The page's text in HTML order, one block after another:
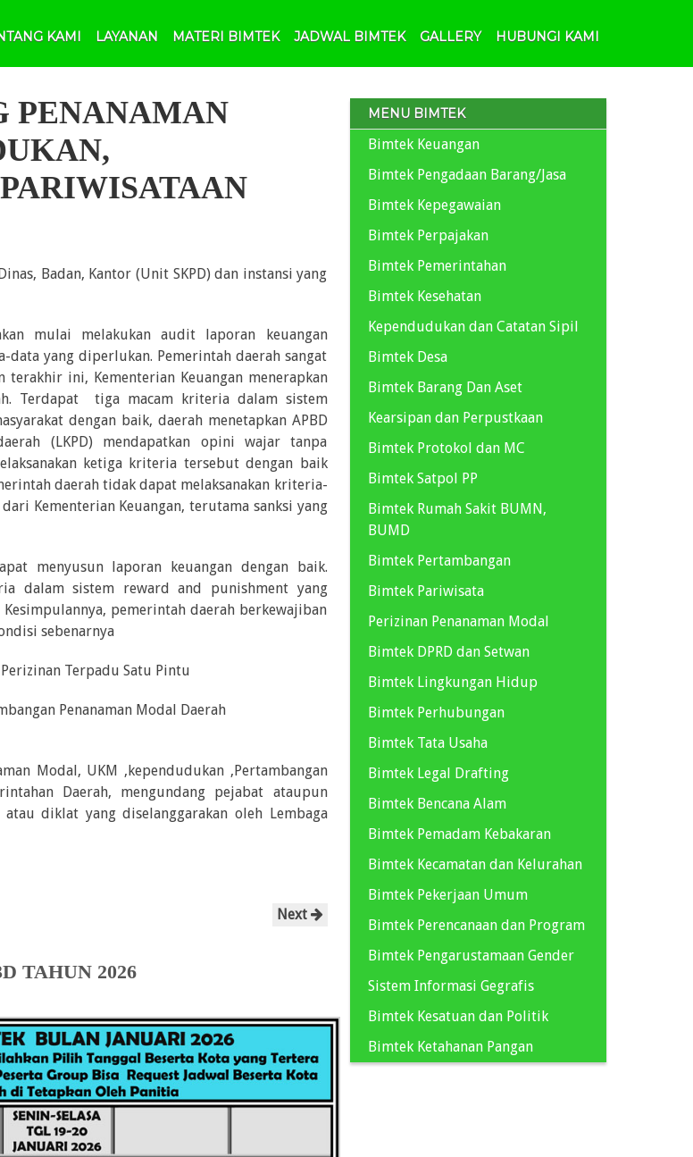
KAMI LAYANAN MATERI BIMTEK JADWAL BIMTEK GALLERY HUBUNGI KAMI
PENANAMAN
Badan, Kantor (Unit SKPD) dan instansi yang
mulai melakukan audit laporan keuangan
yang diperlukan. Pemerintah daerah sangat
ini, Kementerian Keuangan menerapkan
Terdapat tiga macam kriteria dalam sistem
dengan baik, daerah menetapkan APBD
(LKPD) mendapatkan opini wajar tanpa
ketiga kriteria tersebut dengan baik
daerah tidak dapat melaksanakan kriteria-
Kementerian Keuangan, terutama sanksi yang
menyusun laporan keuangan dengan baik.
dalam sistem reward and punishment yang
pemerintah daerah berkewajiban
sebenarnya
Terpadu Satu Pintu
Penanaman Modal Daerah
Modal, UKM ,kependudukan ,Pertambangan
Daerah, mengundang pejabat ataupun
diklat yang diselanggarakan oleh Lembaga
Next
TAHUN 2026
MENU BIMTEK
Bimtek Keuangan
Bimtek Pengadaan Barang/Jasa
Bimtek Kepegawaian
Bimtek Perpajakan
Bimtek Pemerintahan
Bimtek Kesehatan
Kependudukan dan Catatan Sipil
Bimtek Desa
Bimtek Barang Dan Aset
Kearsipan dan Perpustkaan
Bimtek Protokol dan MC
Bimtek Satpol PP
Bimtek Rumah Sakit BUMN,
BUMD
Bimtek Pertambangan
Bimtek Pariwisata
Perizinan Penanaman Modal
Bimtek DPRD dan Setwan
Bimtek Lingkungan Hidup
Bimtek Perhubungan
Bimtek Tata Usaha
Bimtek Legal Drafting
Bimtek Bencana Alam
Bimtek Pemadam Kebakaran
Bimtek Kecamatan dan Kelurahan
Bimtek Pekerjaan Umum
Bimtek Perencanaan dan Program
Bimtek Pengarustamaan Gender
Sistem Informasi Gegrafis
Bimtek Kesatuan dan Politik
Bimtek Ketahanan Pangan